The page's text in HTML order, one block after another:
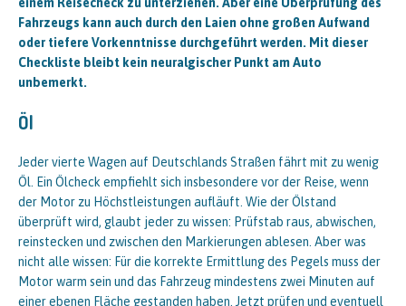
Fahrzeugs kann auch durch den Laien ohne großen Aufwand
oder tiefere Vorkenntnisse durchgeführt werden. Mit dieser
Checkliste bleibt kein neuralgischer Punkt am Auto
unbemerkt.
Öl
Jeder vierte Wagen auf Deutschlands Straßen fährt mit zu wenig
Öl. Ein Ölcheck empfiehlt sich insbesondere vor der Reise, wenn
der Motor zu Höchstleistungen aufläuft. Wie der Ölstand
überprüft wird, glaubt jeder zu wissen: Prüfstab raus, abwischen,
reinstecken und zwischen den Markierungen ablesen. Aber was
nicht alle wissen: Für die korrekte Ermittlung des Pegels muss der
Motor warm sein und das Fahrzeug mindestens zwei Minuten auf
einer ebenen Fläche gestanden haben. Jetzt prüfen und eventuell